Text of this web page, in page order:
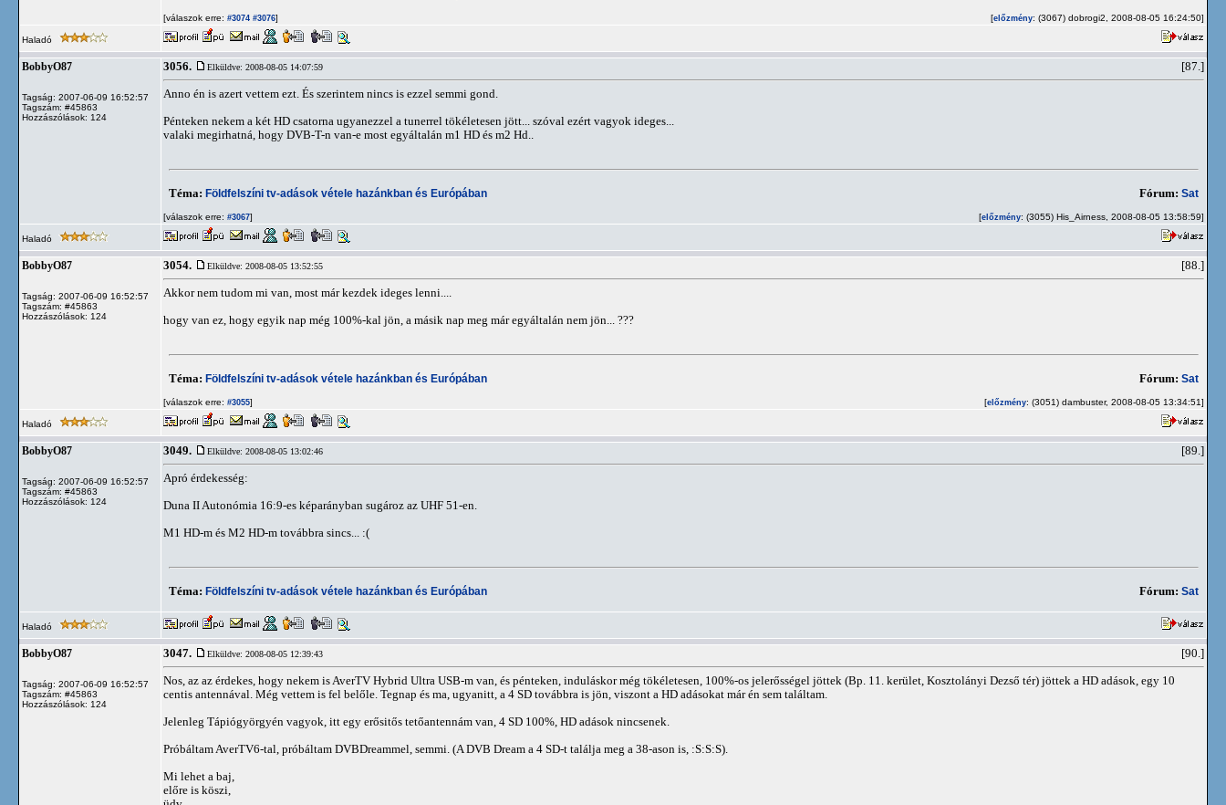
[válaszok erre: #3074 #3076] [előzmény: (3067) dobrogi2, 2008-08-05 16:24:50]
Haladó
BobbyO87
Tagság: 2007-06-09 16:52:57
Tagszám: #45863
Hozzászólások: 124
3056. Elküldve: 2008-08-05 14:07:59 [87.]
Anno én is azert vettem ezt. És szerintem nincs is ezzel semmi gond.
Pénteken nekem a két HD csatorna ugyanezzel a tunerrel tökéletesen jött... szóval ezért vagyok ideges...
valaki megirhatná, hogy DVB-T-n van-e most egyáltalán m1 HD és m2 Hd..
Téma: Földfelszíni tv-adások vétele hazánkban és Európában Fórum: Sat
[válaszok erre: #3067] [előzmény: (3055) His_Airness, 2008-08-05 13:58:59]
Haladó
BobbyO87
Tagság: 2007-06-09 16:52:57
Tagszám: #45863
Hozzászólások: 124
3054. Elküldve: 2008-08-05 13:52:55 [88.]
Akkor nem tudom mi van, most már kezdek ideges lenni....
hogy van ez, hogy egyik nap még 100%-kal jön, a másik nap meg már egyáltalán nem jön... ???
Téma: Földfelszíni tv-adások vétele hazánkban és Európában Fórum: Sat
[válaszok erre: #3055] [előzmény: (3051) dambuster, 2008-08-05 13:34:51]
Haladó
BobbyO87
Tagság: 2007-06-09 16:52:57
Tagszám: #45863
Hozzászólások: 124
3049. Elküldve: 2008-08-05 13:02:46 [89.]
Apró érdekesség:
Duna II Autonómia 16:9-es képarányban sugároz az UHF 51-en.
M1 HD-m és M2 HD-m továbbra sincs... :(
Téma: Földfelszíni tv-adások vétele hazánkban és Európában Fórum: Sat
Haladó
BobbyO87
Tagság: 2007-06-09 16:52:57
Tagszám: #45863
Hozzászólások: 124
3047. Elküldve: 2008-08-05 12:39:43 [90.]
Nos, az az érdekes, hogy nekem is AverTV Hybrid Ultra USB-m van, és pénteken, induláskor még tökéletesen, 100%-os jelerősségel jöttek (Bp. 11. kerület, Kosztolányi Dezső tér) jöttek a HD adások, egy 10
centis antennával. Még vettem is fel belőle. Tegnap és ma, ugyanitt, a 4 SD továbbra is jön, viszont a HD adásokat már én sem találtam.
Jelenleg Tápiógyörgyén vagyok, itt egy erősitős tetőantennám van, 4 SD 100%, HD adások nincsenek.
Próbáltam AverTV6-tal, próbáltam DVBDreammel, semmi. (A DVB Dream a 4 SD-t találja meg a 38-ason is, :S:S:S).
Mi lehet a baj,
előre is köszi,